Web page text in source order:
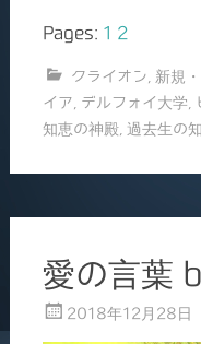
e
b
o
k
Pages: 1 2
クライオン 新規
イア
デルフォイ大学
知恵の神殿, 過去生の
愛の言葉
2018年12月28日